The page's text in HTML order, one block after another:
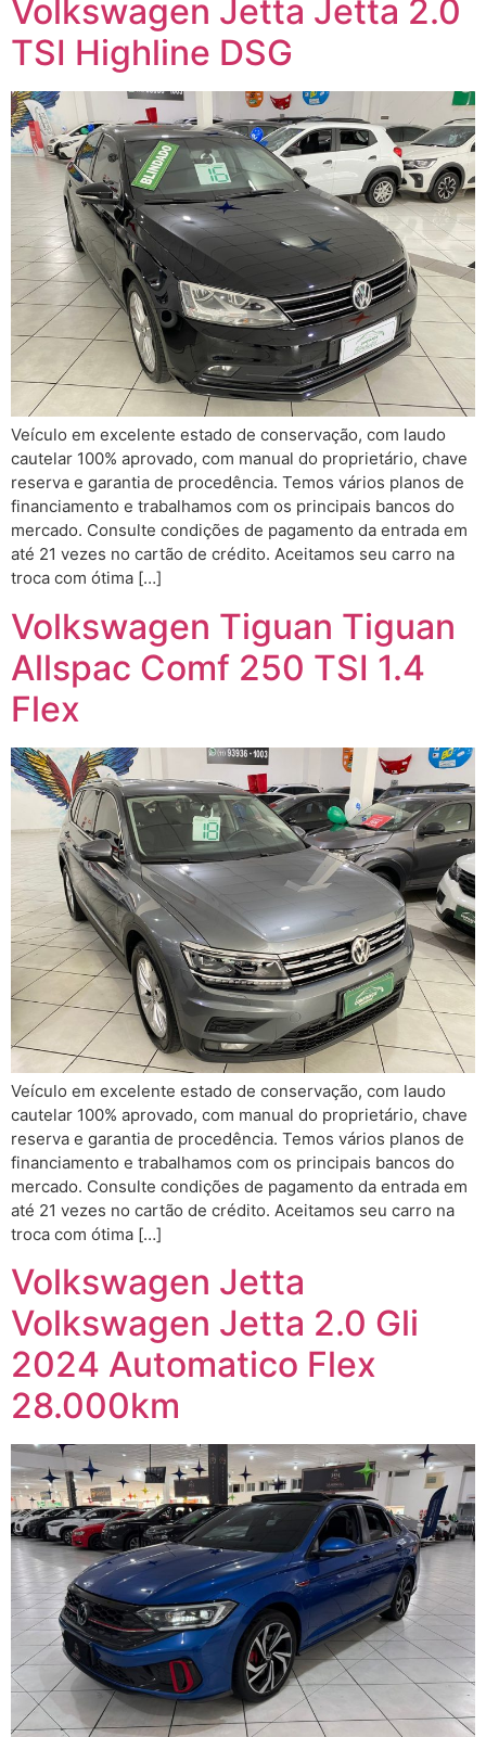
Volkswagen Jetta Jetta 2.0
TSI Highline DSG
Veículo em excelente estado de conservação, com laudo
cautelar 100% aprovado, com manual do proprietário, chave
reserva e garantia de procedência. Temos vários planos de
financiamento e trabalhamos com os principais bancos do
mercado. Consulte condições de pagamento da entrada em
até 21 vezes no cartão de crédito. Aceitamos seu carro na
troca com ótima […]
Volkswagen Tiguan Tiguan
Allspac Comf 250 TSI 1.4
Flex
Veículo em excelente estado de conservação, com laudo
cautelar 100% aprovado, com manual do proprietário, chave
reserva e garantia de procedência. Temos vários planos de
financiamento e trabalhamos com os principais bancos do
mercado. Consulte condições de pagamento da entrada em
até 21 vezes no cartão de crédito. Aceitamos seu carro na
troca com ótima […]
Volkswagen Jetta
Volkswagen Jetta 2.0 Gli
2024 Automatico Flex
28.000km